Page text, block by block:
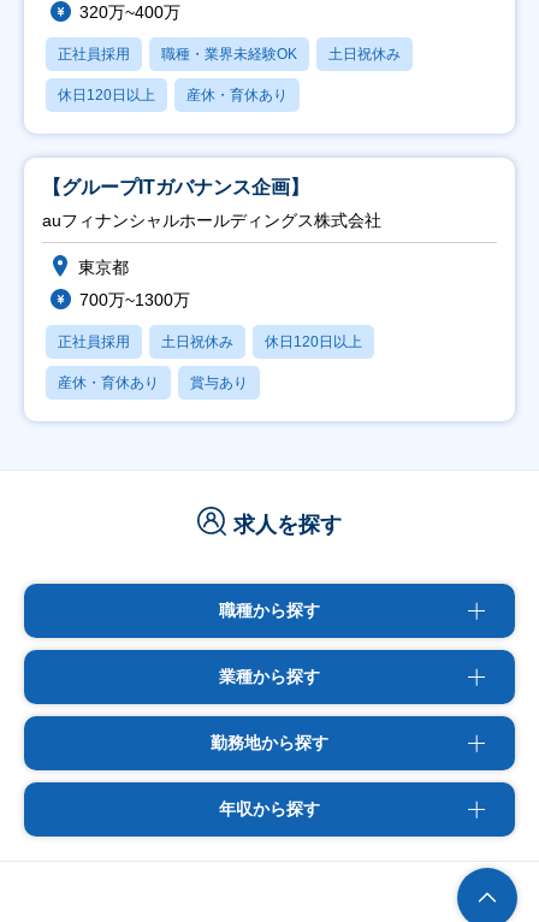
320万~400万
正社員採用 職種・業界未経験OK 土日祝休み
休日120日以上 産休・育休あり
【グループITガバナンス企画】
auフィナンシャルホールディングス株式会社
東京都
700万~1300万
正社員採用 土日祝休み 休日120日以上
産休・育休あり 賞与あり
求人を探す
職種から探す
業種から探す
勤務地から探す
年収から探す